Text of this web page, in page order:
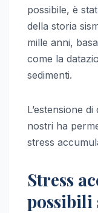
possibile, è
della storia
mille anni,
come la
sedimenti.
L’estensione
nostri ha
stress
Stress
possibili